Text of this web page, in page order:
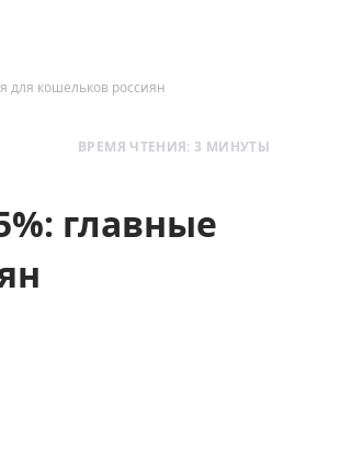
для кошельков россиян
ВРЕМЯ ЧТЕНИЯ: 3 МИНУТЫ
главные